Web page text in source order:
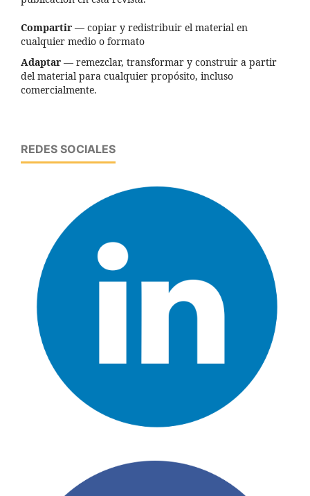
Compartir — copiar y redistribuir el material en
cualquier medio o formato
Adaptar — remezclar, transformar y construir a partir
del material para cualquier propósito, incluso
comercialmente.
REDES SOCIALES